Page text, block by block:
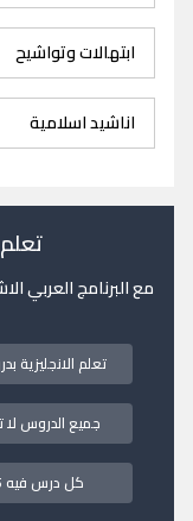
ابتهالات وتواشيح
اناشيد اسلامية
مع البرنامج العربي الاشهر
تعلم
جميع الدروس لا
كل درس فيه 5 اختبارات تفاعلية لتحسين اللفظ والنطق